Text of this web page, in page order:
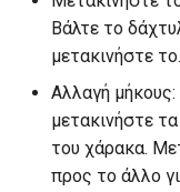
Βάλτε το
μετακινήστε το.
Αλλαγή
μετακινήστε
του χάρακα.
προς το άλλο